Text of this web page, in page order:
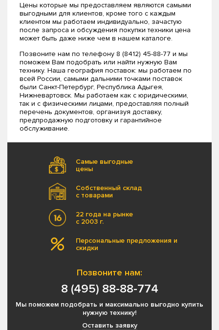
Цены которые мы предоставляем являются самыми
выгодными для клиентов, кроме того с каждым
клиентом мы работаем индивидуально, зачастую
после запроса и обсуждения покупки техники цена
может быть даже ниже чем в нашем каталоге.
Позвоните нам по телефону 8 (8412) 45-88-77 и мы
поможем Вам подобрать или найти нужную Вам
технику. Наша география поставок: мы работаем по
всей России, самыми дальними точками поставок
были Санкт-Петербург, Республика Адыгея,
Нижневартовск. Мы работаем как с юридическими,
так и с физическими лицами, предоставляя полный
перечень документов, организуя доставку,
предпродажную подготовку и гарантийное
обслуживание.
Самые выгодные
цены
Собственный склад
с товарами
22 года на рынке
с 2003 г.
Персональные предложения и
скидки
Позвоните нам:
8 (495) 88-88-774
Мы поможем подобрать и максимально выгодно купить
нужную технику!
Оставить заявку